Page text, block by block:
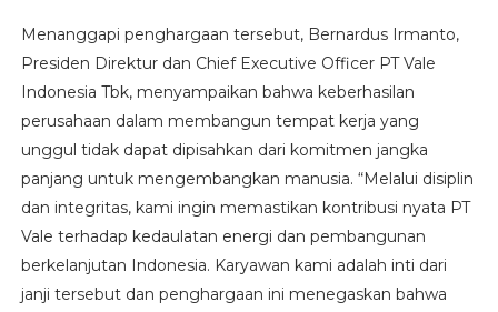
Menanggapi penghargaan tersebut, Bernardus Irmanto,
Presiden Direktur dan Chief Executive Officer PT Vale
Indonesia Tbk, menyampaikan bahwa keberhasilan
perusahaan dalam membangun tempat kerja yang
unggul tidak dapat dipisahkan dari komitmen jangka
panjang untuk mengembangkan manusia. “Melalui disiplin
dan integritas, kami ingin memastikan kontribusi nyata PT
Vale terhadap kedaulatan energi dan pembangunan
berkelanjutan Indonesia. Karyawan kami adalah inti dari
janji tersebut dan penghargaan ini menegaskan bahwa